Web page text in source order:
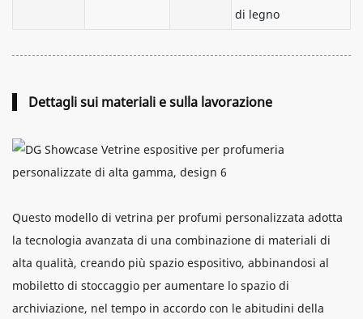
di legno
Dettagli sui materiali e sulla lavorazione
Questo modello di vetrina per profumi personalizzata adotta
la tecnologia avanzata di una combinazione di materiali di
alta qualità, creando più spazio espositivo, abbinandosi al
mobiletto di stoccaggio per aumentare lo spazio di
archiviazione, nel tempo in accordo con le abitudini della